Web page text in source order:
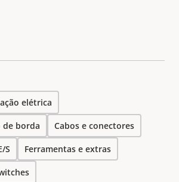
elétrica
de borda Cabos e conectores
S Ferramentas e extras